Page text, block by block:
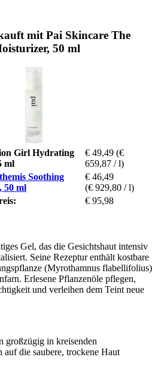
mit Pai Skincare The
50 ml
Girl Hydrating
ml
€ 49,49 (€
659,87 / l)
Soothing
50 ml
€ 46,49
(€ 929,80 / l)
€ 95,98
Gel, das die Gesichtshaut intensiv
Seine Rezeptur enthält kostbare
(Myrothamnus flabellifolius)
Erlesene Pflanzenöle pflegen,
und verleihen dem Teint neue
großzügig in kreisenden
die saubere, trockene Haut